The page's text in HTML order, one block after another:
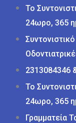
Το
24ωρο, 365
2313084346
Το
24ωρο, 365
Γραμματεία